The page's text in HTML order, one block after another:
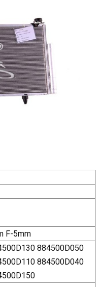
F-5mm
884500D050
884500D040